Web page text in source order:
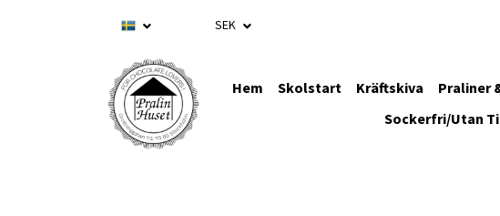
SEK
Hem Skolstart Kräftskiva Praliner
Sockerfri/Utan